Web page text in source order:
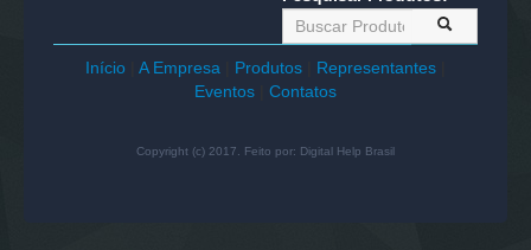
Início A Empresa Produtos Representantes
Eventos
Contatos
Copyright (c) 2017. Feito por: Digital Help Brasil